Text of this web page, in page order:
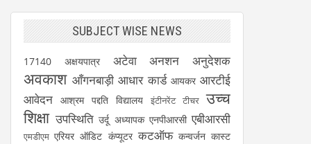
SUBJECT WISE NEWS
17140 अक्षयपात्र अटेवा अनशन अनुदेशक
अवकाश आँगनबाड़ी आधार कार्ड आयकर आरटीई
आवेदन आश्रम पद्दति विद्यालय इंटीनरेंट टीचर उच्च
शिक्षा उपस्थिति उर्दू अध्यापक एनपीआरसी एबीआरसी
एमडीएम एरियर ऑडिट कंप्यूटर कटऑफ कन्वर्जन कास्ट